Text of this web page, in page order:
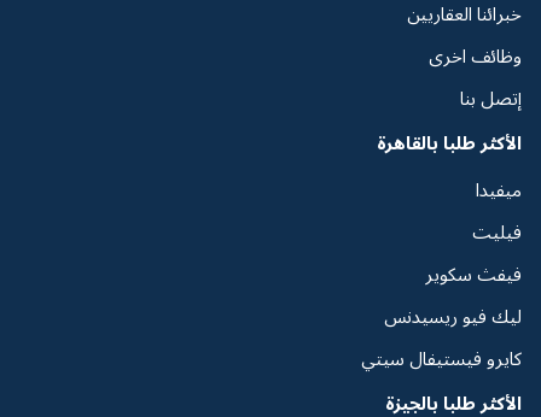
خبرائنا العقاريين
وظائف اخرى
إتصل بنا
الأكثر طلبا بالقاهرة
ميفيدا
فيليت
فيفث سكوير
ليك فيو ريسيدنس
كايرو فيستيفال سيتي
الأكثر طلبا بالجيزة